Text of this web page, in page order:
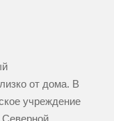
от дома. В
учреждение